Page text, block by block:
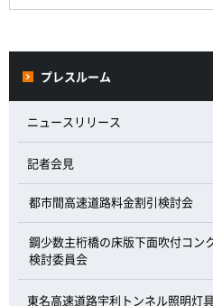
プレスルーム
ニュースリリース
記者会見
都市間高速道路料金割引検討会
鋼少数主桁橋の床版下面吹付コン
検討委員会
東名高速道路宇利トンネル照明灯